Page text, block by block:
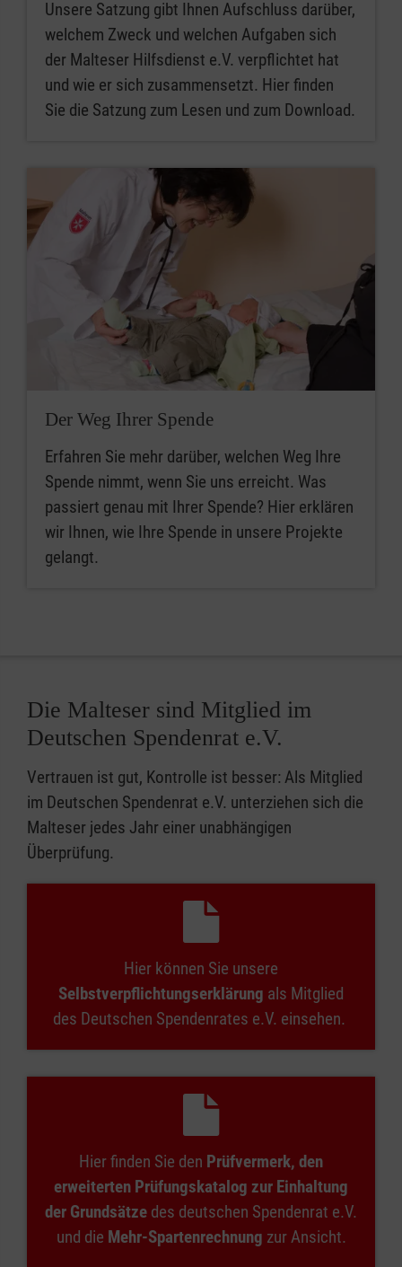
Unsere Satzung gibt Ihnen Aufschluss darüber,
welchem Zweck und welchen Aufgaben sich
der Malteser Hilfsdienst e.V. verpflichtet hat
und wie er sich zusammensetzt. Hier finden
Sie die Satzung zum Lesen und zum Download.
Der Weg Ihrer Spende
Erfahren Sie mehr darüber, welchen Weg Ihre
Spende nimmt, wenn Sie uns erreicht. Was
passiert genau mit Ihrer Spende? Hier erklären
wir Ihnen, wie Ihre Spende in unsere Projekte
gelangt.
Die Malteser sind Mitglied im
Deutschen Spendenrat e.V.
Vertrauen ist gut, Kontrolle ist besser: Als Mitglied
im Deutschen Spendenrat e.V. unterziehen sich die
Malteser jedes Jahr einer unabhängigen
Überprüfung.
Hier können Sie unsere
Selbstverpflichtungserklärung als Mitglied
des Deutschen Spendenrates e.V. einsehen.
Hier finden Sie den Prüfvermerk, den
erweiterten Prüfungskatalog zur Einhaltung
der Grundsätze des deutschen Spendenrat e.V.
und die Mehr-Spartenrechnung zur Ansicht.